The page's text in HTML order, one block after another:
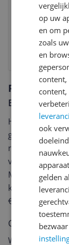
Reviews
Er zijn nog
Heb jij dit
geven? Start
review.
van een review
Met jouw
keuze te
€250,-!
Klik
Cijfer
Welk cijfer
op uw
en om
zoals
en
ook
gelden